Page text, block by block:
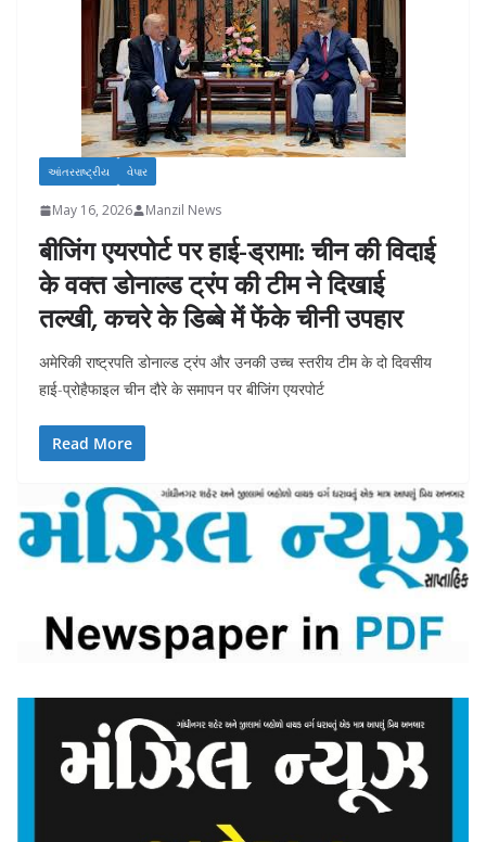
આંતરરાષ્ટ્રીય વેપાર
May 16, 2026 Manzil News
बीजिंग एयरपोर्ट पर हाई-ड्रामा: चीन की विदाई
के वक्त डोनाल्ड ट्रंप की टीम ने दिखाई
तल्खी, कचरे के डिब्बे में फेंके चीनी उपहार
अमेरिकी राष्ट्रपति डोनाल्ड ट्रंप और उनकी उच्च स्तरीय टीम के दो दिवसीय
हाई-प्रोहैफाइल चीन दौरे के समापन पर बीजिंग एयरपोर्ट
Read More